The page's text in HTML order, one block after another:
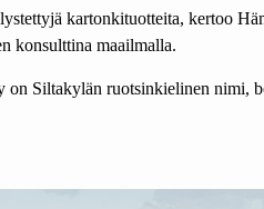
kartonkituotteita, kertoo
konsulttina maailmalla.
Siltakylän ruotsinkielinen nimi,